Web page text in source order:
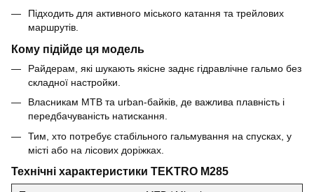
Підходить для активного міського катання та трейлових
маршрутів.
Кому підійде ця модель
Райдерам, які шукають якісне заднє гідравлічне гальмо без
складної настройки.
Власникам MTB та urban-байків, де важлива плавність і
передбачуваність натискання.
Тим, хто потребує стабільного гальмування на спусках, у
місті або на лісових доріжках.
Технічні характеристики TEKTRO M285